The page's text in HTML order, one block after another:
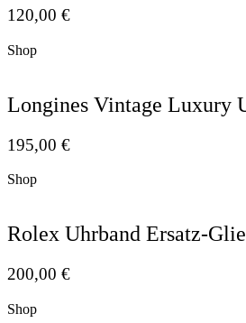
120,00 €
Shop
Longines Vintage Luxury
195,00 €
Shop
Rolex Uhrband Ersatz-
200,00 €
Shop